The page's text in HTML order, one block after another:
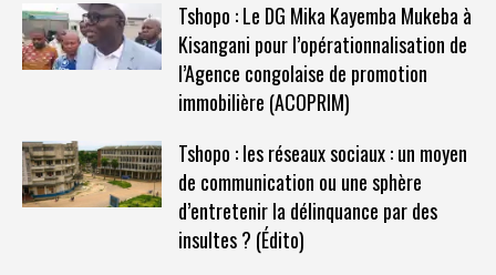
Tshopo : Le DG Mika Kayemba Mukeba à
Kisangani pour l’opérationnalisation de
l’Agence congolaise de promotion
immobilière (ACOPRIM)
Tshopo : les réseaux sociaux : un moyen
de communication ou une sphère
d’entretenir la délinquance par des
insultes ? (Édito)